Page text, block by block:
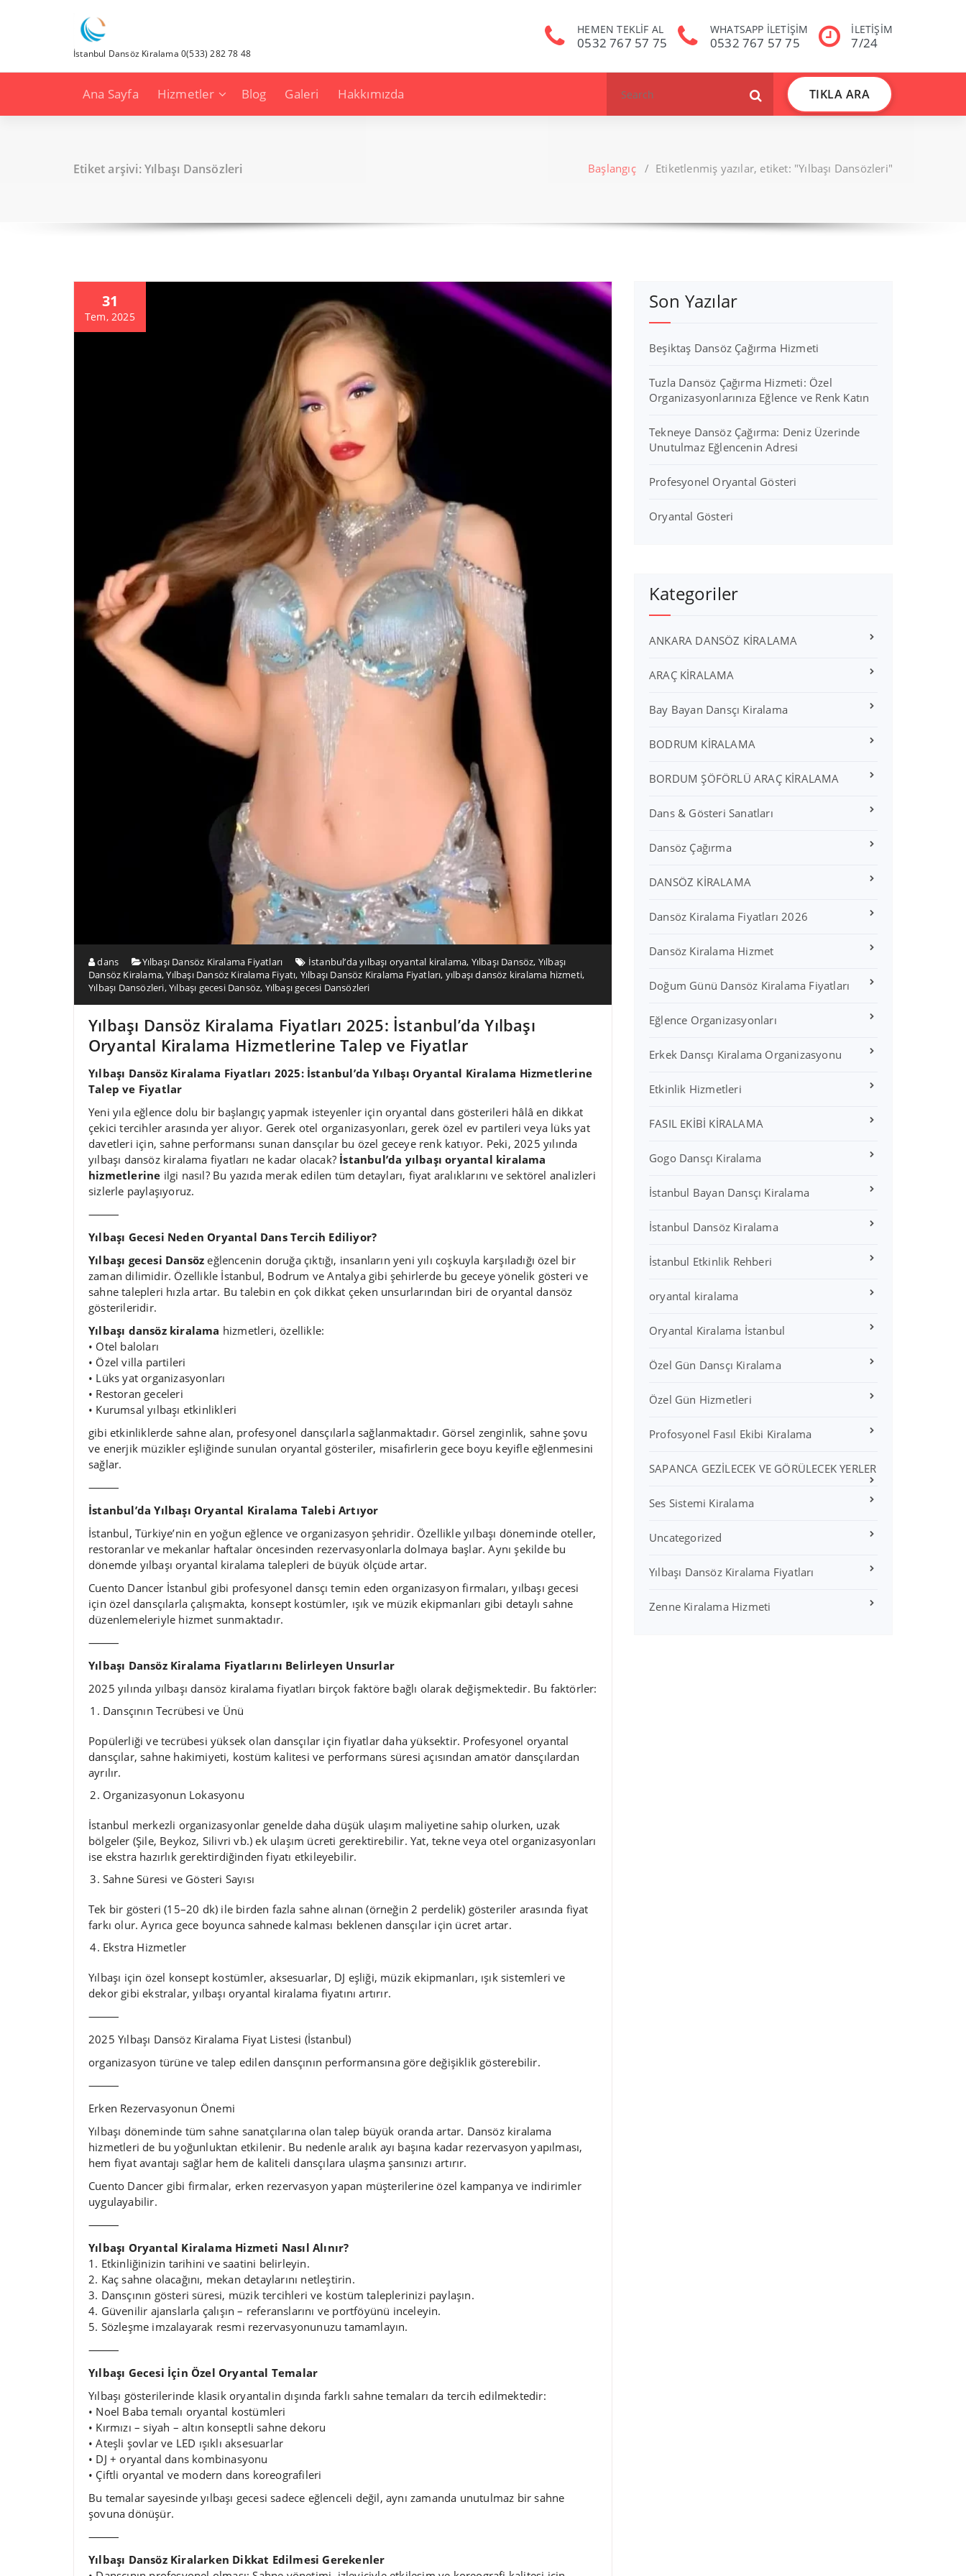
İstanbul Dansöz Kiralama 0(533) 282 78 48
HEMEN TEKLİF AL
0532 767 57 75
WHATSAPP İLETİŞİM
0532 767 57 75
İLETİŞİM
7/24
Ana Sayfa Hizmetler Blog Galeri Hakkımızda
for:
TIKLA ARA
Etiket arşivi: Yılbaşı Dansözleri Başlangıç/ Etiketlenmiş yazılar, etiket: "Yılbaşı Dansözleri"
31
Tem, 2025
dans Yılbaşı Dansöz Kiralama Fiyatları İstanbul’da yılbaşı oryantal kiralama, Yılbaşı Dansöz, Yılbaşı
Dansöz Kiralama,Yılbaşı Dansöz Kiralama Fiyatı, Yılbaşı Dansöz Kiralama Fiyatları, yılbaşı dansöz kiralama hizmeti,
Yılbaşı Dansözleri,Yılbaşı gecesi Dansöz, Yılbaşı gecesi Dansözleri
Yılbaşı Dansöz Kiralama Fiyatları 2025: İstanbul’da Yılbaşı
Oryantal Kiralama Hizmetlerine Talep ve Fiyatlar
Yılbaşı Dansöz Kiralama Fiyatları 2025: İstanbul’da Yılbaşı Oryantal Kiralama Hizmetlerine
Talep ve Fiyatlar
Yeni yıla eğlence dolu bir başlangıç yapmak isteyenler için oryantal dans gösterileri hâlâ en dikkat
çekici tercihler arasında yer alıyor. Gerek otel organizasyonları, gerek özel ev partileri veya lüks yat
davetleri için, sahne performansı sunan dansçılar bu özel geceye renk katıyor. Peki, 2025 yılında
yılbaşı dansöz kiralama fiyatları ne kadar olacak? İstanbul’da yılbaşı oryantal kiralama
hizmetlerine ilgi nasıl? Bu yazıda merak edilen tüm detayları, fiyat aralıklarını ve sektörel analizleri
sizlerle paylaşıyoruz.
⸻
Yılbaşı Gecesi Neden Oryantal Dans Tercih Ediliyor?
Yılbaşı gecesi Dansözeğlencenin doruğa çıktığı, insanların yeni yılı coşkuyla karşıladığı özel bir
zaman dilimidir. Özellikle İstanbul, Bodrum ve Antalya gibi şehirlerde bu geceye yönelik gösteri ve
sahne talepleri hızla artar. Bu talebin en çok dikkat çeken unsurlarından biri de oryantal dansöz
gösterileridir.
Yılbaşı dansöz kiralama hizmetleri, özellikle:
• Otel baloları
• Özel villa partileri
• Lüks yat organizasyonları
• Restoran geceleri
• Kurumsal yılbaşı etkinlikleri
gibi etkinliklerde sahne alan, profesyonel dansçılarla sağlanmaktadır. Görsel zenginlik, sahne şovu
ve enerjik müzikler eşliğinde sunulan oryantal gösteriler, misafirlerin gece boyu keyifle eğlenmesini
sağlar.
⸻
İstanbul’da Yılbaşı Oryantal Kiralama Talebi Artıyor
İstanbul, Türkiye’nin en yoğun eğlence ve organizasyon şehridir. Özellikle yılbaşı döneminde oteller,
restoranlar ve mekanlar haftalar öncesinden rezervasyonlarla dolmaya başlar. Aynı şekilde bu
dönemde yılbaşı oryantal kiralama talepleri de büyük ölçüde artar.
Cuento Dancer İstanbul gibi profesyonel dansçı temin eden organizasyon firmaları, yılbaşı gecesi
için özel dansçılarla çalışmakta, konsept kostümler, ışık ve müzik ekipmanları gibi detaylı sahne
düzenlemeleriyle hizmet sunmaktadır.
⸻
Yılbaşı Dansöz Kiralama Fiyatlarını Belirleyen Unsurlar
2025 yılında yılbaşı dansöz kiralama fiyatları birçok faktöre bağlı olarak değişmektedir. Bu faktörler:
Dansçının Tecrübesi ve Ünü
Popülerliği ve tecrübesi yüksek olan dansçılar için fiyatlar daha yüksektir. Profesyonel oryantal
dansçılar, sahne hakimiyeti, kostüm kalitesi ve performans süresi açısından amatör dansçılardan
ayrılır.
Organizasyonun Lokasyonu
İstanbul merkezli organizasyonlar genelde daha düşük ulaşım maliyetine sahip olurken, uzak
bölgeler (Şile, Beykoz, Silivri vb.) ek ulaşım ücreti gerektirebilir. Yat, tekne veya otel organizasyonları
ise ekstra hazırlık gerektirdiğinden fiyatı etkileyebilir.
Sahne Süresi ve Gösteri Sayısı
Tek bir gösteri (15–20 dk) ile birden fazla sahne alınan (örneğin 2 perdelik) gösteriler arasında fiyat
farkı olur. Ayrıca gece boyunca sahnede kalması beklenen dansçılar için ücret artar.
Ekstra Hizmetler
Yılbaşı için özel konsept kostümler, aksesuarlar, DJ eşliği, müzik ekipmanları, ışık sistemleri ve
dekor gibi ekstralar, yılbaşı oryantal kiralama fiyatını artırır.
⸻
2025 Yılbaşı Dansöz Kiralama Fiyat Listesi (İstanbul)
organizasyon türüne ve talep edilen dansçının performansına göre değişiklik gösterebilir.
⸻
Erken Rezervasyonun Önemi
Yılbaşı döneminde tüm sahne sanatçılarına olan talep büyük oranda artar. Dansöz kiralama
hizmetleri de bu yoğunluktan etkilenir. Bu nedenle aralık ayı başına kadar rezervasyon yapılması,
hem fiyat avantajı sağlar hem de kaliteli dansçılara ulaşma şansınızı artırır.
Cuento Dancer gibi firmalar, erken rezervasyon yapan müşterilerine özel kampanya ve indirimler
uygulayabilir.
⸻
Yılbaşı Oryantal Kiralama Hizmeti Nasıl Alınır?
1. Etkinliğinizin tarihini ve saatini belirleyin.
2. Kaç sahne olacağını, mekan detaylarını netleştirin.
3. Dansçının gösteri süresi, müzik tercihleri ve kostüm taleplerinizi paylaşın.
4. Güvenilir ajanslarla çalışın – referanslarını ve portföyünü inceleyin.
5. Sözleşme imzalayarak resmi rezervasyonunuzu tamamlayın.
⸻
Yılbaşı Gecesi İçin Özel Oryantal Temalar
Yılbaşı gösterilerinde klasik oryantalin dışında farklı sahne temaları da tercih edilmektedir:
• Noel Baba temalı oryantal kostümleri
• Kırmızı – siyah – altın konseptli sahne dekoru
• Ateşli şovlar ve LED ışıklı aksesuarlar
• DJ + oryantal dans kombinasyonu
• Çiftli oryantal ve modern dans koreografileri
Bu temalar sayesinde yılbaşı gecesi sadece eğlenceli değil, aynı zamanda unutulmaz bir sahne
şovuna dönüşür.
⸻
Yılbaşı Dansöz Kiralarken Dikkat Edilmesi Gerekenler
Son Yazılar
Beşiktaş Dansöz Çağırma Hizmeti
Tuzla Dansöz Çağırma Hizmeti: Özel
Organizasyonlarınıza Eğlence ve Renk Katın
Tekneye Dansöz Çağırma: Deniz Üzerinde
Unutulmaz Eğlencenin Adresi
Profesyonel Oryantal Gösteri
Oryantal Gösteri
Kategoriler
ANKARA DANSÖZ KİRALAMA
ARAÇ KİRALAMA
Bay Bayan Dansçı Kiralama
BODRUM KİRALAMA
BORDUM ŞÖFÖRLÜ ARAÇ KİRALAMA
Dans & Gösteri Sanatları
Dansöz Çağırma
DANSÖZ KİRALAMA
Dansöz Kiralama Fiyatları 2026
Dansöz Kiralama Hizmet
Doğum Günü Dansöz Kiralama Fiyatları
Eğlence Organizasyonları
Erkek Dansçı Kiralama Organizasyonu
Etkinlik Hizmetleri
FASIL EKİBİ KİRALAMA
Gogo Dansçı Kiralama
İstanbul Bayan Dansçı Kiralama
İstanbul Dansöz Kiralama
İstanbul Etkinlik Rehberi
oryantal kiralama
Oryantal Kiralama İstanbul
Özel Gün Dansçı Kiralama
Özel Gün Hizmetleri
Profosyonel Fasıl Ekibi Kiralama
SAPANCA GEZİLECEK VE GÖRÜLECEK YERLER
Ses Sistemi Kiralama
Uncategorized
Yılbaşı Dansöz Kiralama Fiyatları
Zenne Kiralama Hizmeti